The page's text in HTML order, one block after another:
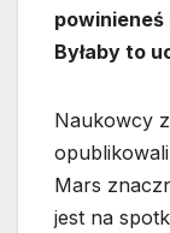
powinieneś
Byłaby to
Naukowcy
Mars
jest na